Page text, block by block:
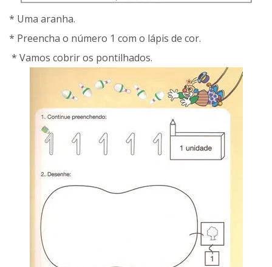
* Uma aranha.
* Preencha o número 1 com o lápis de cor.
* Vamos cobrir os pontilhados.